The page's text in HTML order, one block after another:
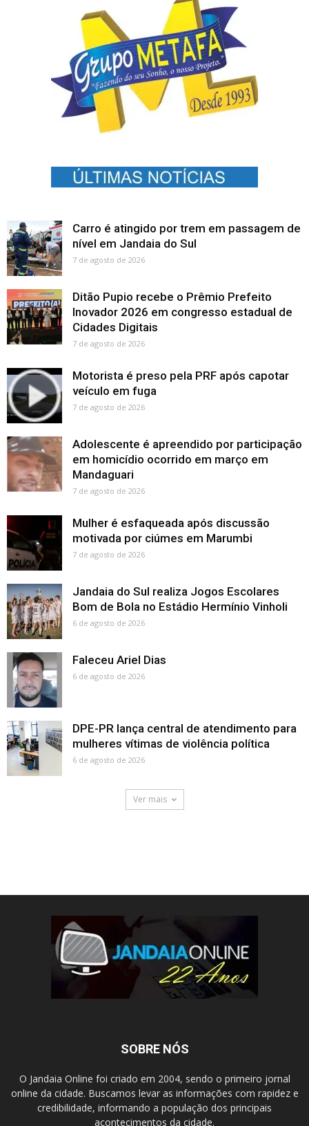
Carro é atingido por trem em passagem de
nível em Jandaia do Sul
7 de agosto de 2026
Ditão Pupio recebe o Prêmio Prefeito
Inovador 2026 em congresso estadual de
Cidades Digitais
7 de agosto de 2026
Motorista é preso pela PRF após capotar
veículo em fuga
7 de agosto de 2026
Adolescente é apreendido por participação
em homicídio ocorrido em março em
Mandaguari
7 de agosto de 2026
Mulher é esfaqueada após discussão
motivada por ciúmes em Marumbi
7 de agosto de 2026
Jandaia do Sul realiza Jogos Escolares
Bom de Bola no Estádio Hermínio Vinholi
6 de agosto de 2026
Faleceu Ariel Dias
6 de agosto de 2026
DPE-PR lança central de atendimento para
mulheres vítimas de violência política
6 de agosto de 2026
Ver mais
SOBRE NÓS
O Jandaia Online foi criado em 2004, sendo o primeiro jornal
online da cidade. Buscamos levar as informações com rapidez e
credibilidade, informando a população dos principais
acontecimentos da cidade.